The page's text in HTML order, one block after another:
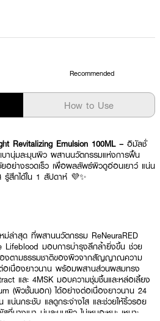
Recommended
How to Use
Revitalizing Emulsion 100ML – อิมัลชั่
านุ่มละมุนผิว ผสานนวัตกรรมแห่งการฟื้น
ย่างรวดเร็ว เพื่อผลลัพธ์ผิวดูอ่อนเยาว์ แน่น
รู้สึกได้ใน 1 สัปดาห์ 💜✨
ม่ล่าสุด ที่ผสานนวัตกรรม ReNeuraRED
มอบการบำรุงลึกล้ำยิ่งขึ้น ช่วย
องตามธรรมชาติของผิวจากสัญญาณความ
ต่อเนื่องยาวนาน พร้อมผสานส่วนผสมทรง
และ 4MSK มอบความชุ่มชื้นและหล่อเลี้ยง
(ผิวชั้นนอก) ได้อย่างต่อเนื่องยาวนาน 24
น่นกระชับ แลดูกระจ่างใส และช่วยให้ริ้วรอย
างเบา นุ่มละมุนผิว ไม่เหนอะหนะ เหมาะ